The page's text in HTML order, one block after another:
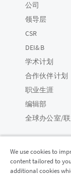
公司
领导层
CSR
DEI&B
学术计划
合作伙伴计划
职业生涯
编辑部
全球办公室/
We use cookies to
content tailored to
additional cookies